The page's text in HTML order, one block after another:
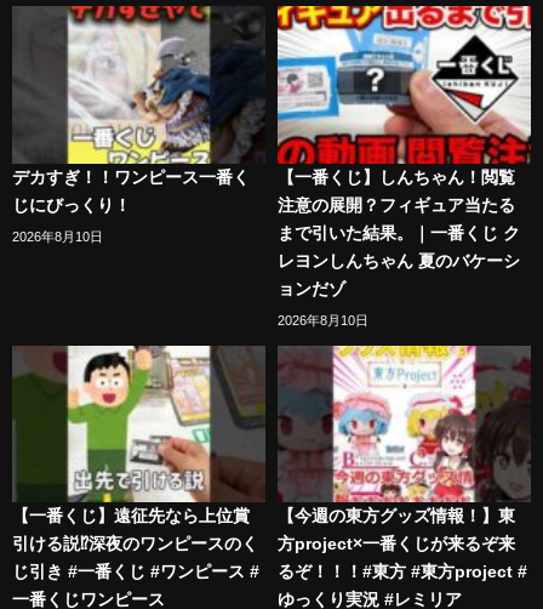
デカすぎ！！ワンピース一番く
じにびっくり！
2026年8月10日
【一番くじ】しんちゃん！閲覧
注意の展開？フィギュア当たる
まで引いた結果。｜一番くじ ク
レヨンしんちゃん 夏のバケーシ
ョンだゾ
2026年8月10日
【一番くじ】遠征先なら上位賞
引ける説⁉︎深夜のワンピースのく
じ引き #一番くじ #ワンピース #
一番くじワンピース
【今週の東方グッズ情報！】東
方project×一番くじが来るぞ来
るぞ！！！#東方 #東方project #
ゆっくり実況 #レミリア